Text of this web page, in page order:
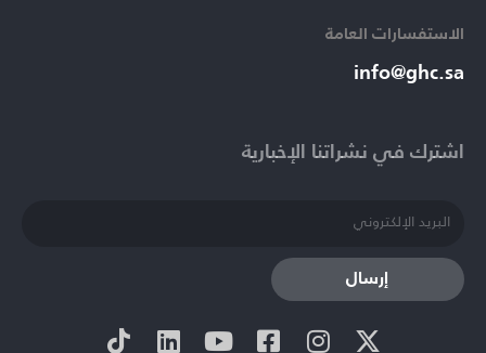
اشترك في نشراتنا الإخبارية​
إرسال
الاستفسارات العامة ​
info@ghc.sa​